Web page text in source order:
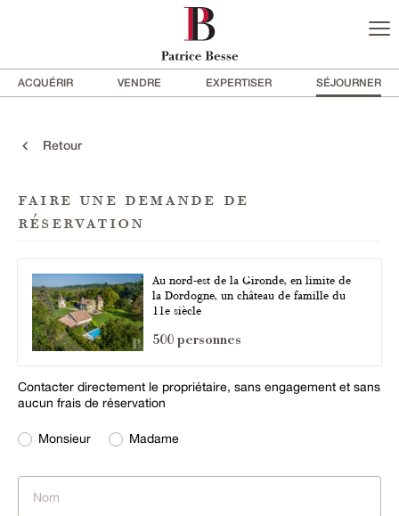
ACQUÉRIR VENDRE EXPERTISER SÉJOURNER
Retour
faire une demande de
réservation
Au nord-est de la Gironde, en limite de
la Dordogne, un château de famille du
11e siècle
500 personnes
Contacter directement le propriétaire, sans engagement et sans
aucun frais de réservation
Monsieur Madame